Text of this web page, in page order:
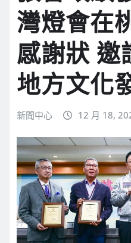
灣燈會在
感謝狀 邀
地方文化
新聞中心 12 月 18,